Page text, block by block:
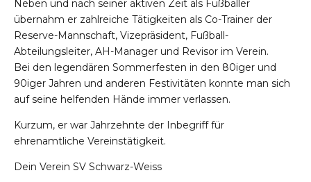
Neben und nach seiner aktiven Zeit als Fußballer
übernahm er zahlreiche Tätigkeiten als Co-Trainer der
Reserve-Mannschaft, Vizepräsident, Fußball-
Abteilungsleiter, AH-Manager und Revisor im Verein.
Bei den legendären Sommerfesten in den 80iger und
90iger Jahren und anderen Festivitäten konnte man sich
auf seine helfenden Hände immer verlassen.
Kurzum, er war Jahrzehnte der Inbegriff für
ehrenamtliche Vereinstätigkeit.
Dein Verein SV Schwarz-Weiss